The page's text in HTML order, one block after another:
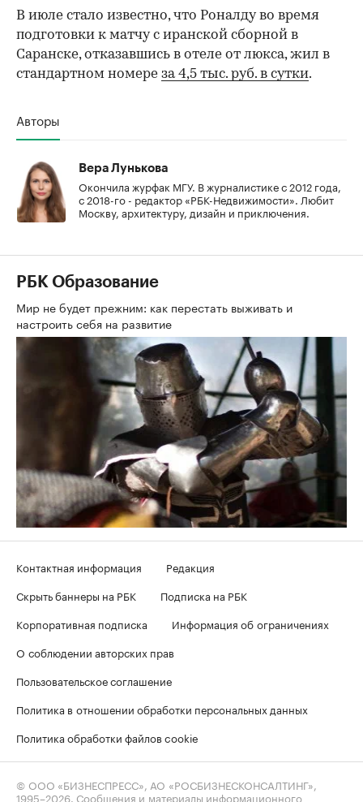
В июле стало известно, что Роналду во время
подготовки к матчу с иранской сборной в
Саранске, отказавшись в отеле от люкса, жил в
стандартном номере за 4,5 тыс. руб. в сутки.
Авторы
Вера Лунькова
Окончила журфак МГУ. В журналистике с 2012 года,
с 2018-го - редактор «РБК-Недвижимости». Любит
Москву, архитектуру, дизайн и приключения.
РБК Образование
Мир не будет прежним: как перестать выживать и
настроить себя на развитие
Контактная информация
Редакция
Скрыть баннеры на РБК
Подписка на РБК
Корпоративная подписка
Информация об ограничениях
О соблюдении авторских прав
Пользовательское соглашение
Политика в отношении обработки персональных данных
Политика обработки файлов cookie
© ООО «БИЗНЕСПРЕСС», АО «РОСБИЗНЕСКОНСАЛТИНГ»,
1995–2026. Сообщения и материалы информационного